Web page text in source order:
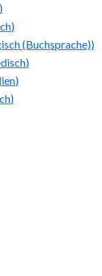
)
)
(Buchsprache))
)
)
)